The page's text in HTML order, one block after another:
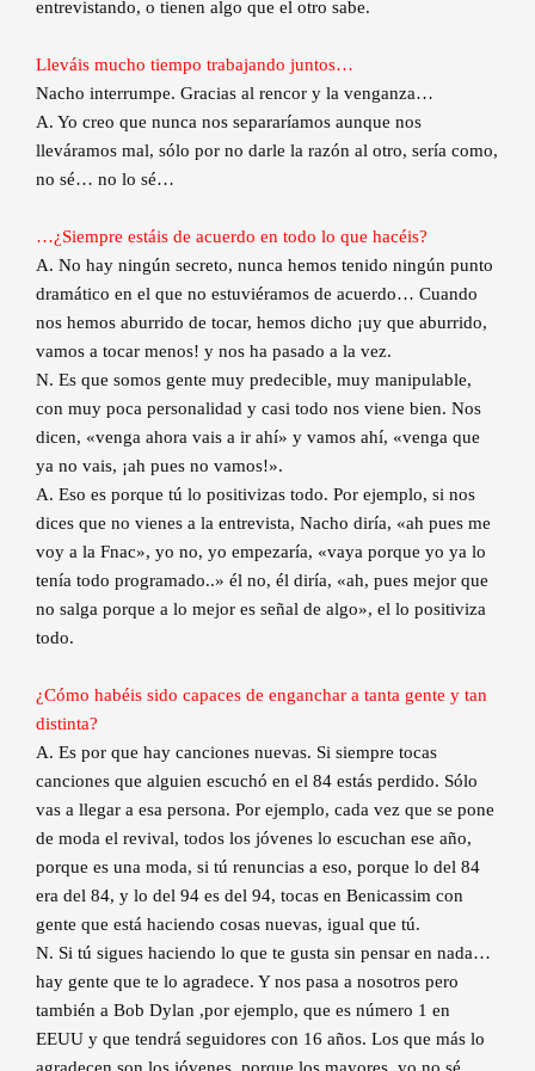
entrevistando, o tienen algo que el otro sabe.
Lleváis mucho tiempo trabajando juntos…
Nacho interrumpe. Gracias al rencor y la venganza…
A. Yo creo que nunca nos separaríamos aunque nos
lleváramos mal, sólo por no darle la razón al otro, sería como,
no sé… no lo sé…
…¿Siempre estáis de acuerdo en todo lo que hacéis?
A. No hay ningún secreto, nunca hemos tenido ningún punto
dramático en el que no estuviéramos de acuerdo… Cuando
nos hemos aburrido de tocar, hemos dicho ¡uy que aburrido,
vamos a tocar menos! y nos ha pasado a la vez.
N. Es que somos gente muy predecible, muy manipulable,
con muy poca personalidad y casi todo nos viene bien. Nos
dicen, «venga ahora vais a ir ahí» y vamos ahí, «venga que
ya no vais, ¡ah pues no vamos!».
A. Eso es porque tú lo positivizas todo. Por ejemplo, si nos
dices que no vienes a la entrevista, Nacho diría, «ah pues me
voy a la Fnac», yo no, yo empezaría, «vaya porque yo ya lo
tenía todo programado..» él no, él diría, «ah, pues mejor que
no salga porque a lo mejor es señal de algo», el lo positiviza
todo.
¿Cómo habéis sido capaces de enganchar a tanta gente y tan
distinta?
A. Es por que hay canciones nuevas. Si siempre tocas
canciones que alguien escuchó en el 84 estás perdido. Sólo
vas a llegar a esa persona. Por ejemplo, cada vez que se pone
de moda el revival, todos los jóvenes lo escuchan ese año,
porque es una moda, si tú renuncias a eso, porque lo del 84
era del 84, y lo del 94 es del 94, tocas en Benicassim con
gente que está haciendo cosas nuevas, igual que tú.
N. Si tú sigues haciendo lo que te gusta sin pensar en nada…
hay gente que te lo agradece. Y nos pasa a nosotros pero
también a Bob Dylan ,por ejemplo, que es número 1 en
EEUU y que tendrá seguidores con 16 años. Los que más lo
agradecen son los jóvenes, porque los mayores, yo no sé